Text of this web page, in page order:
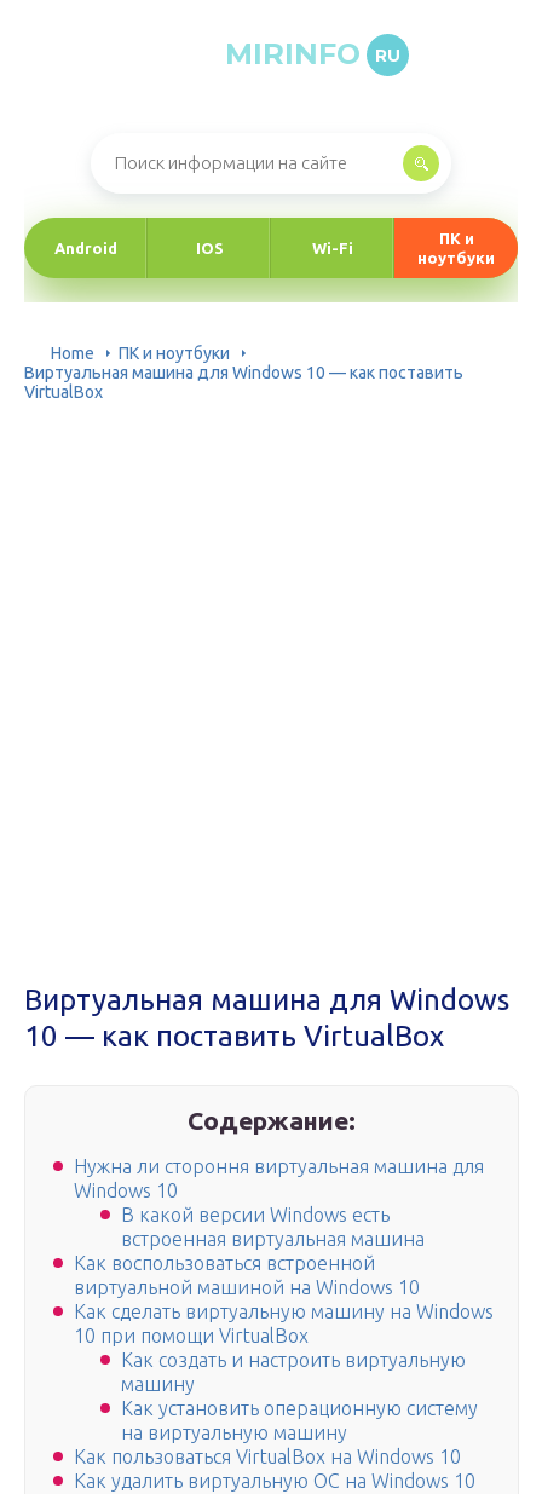
MIRINFO RU
Android IOS Wi-Fi
ПК и
ноутбуки
Home
ПК и ноутбуки
Виртуальная машина для Windows 10 — как поставить
VirtualBox
Виртуальная машина для Windows
10 — как поставить VirtualBox
Содержание:
Нужна ли стороння виртуальная машина для
Windows 10
В какой версии Windows есть
встроенная виртуальная машина
Как воспользоваться встроенной
виртуальной машиной на Windows 10
Как сделать виртуальную машину на Windows
10 при помощи VirtualBox
Как создать и настроить виртуальную
машину
Как установить операционную систему
на виртуальную машину
Как пользоваться VirtualBox на Windows 10
Как удалить виртуальную ОС на Windows 10